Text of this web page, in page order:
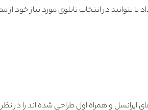
در انتخاب تابلوی مورد نیاز خود از
ایرانسل و همراه اول طراحی شده اند را در